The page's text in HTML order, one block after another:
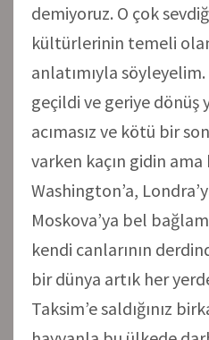
demiyoruz. O çok
kültürlerinin temeli
anlatımıyla
geçildi ve geriye dönüş
acımasız ve kötü bir
varken kaçın gidin ama
Washington’a,
Moskova’ya bel
kendi canlarının
bir dünya artık her
Taksim’e saldığınız